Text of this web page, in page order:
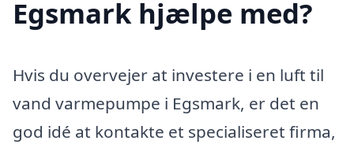
Egsmark hjælpe med?
Hvis du overvejer at investere i en luft til
vand varmepumpe i Egsmark, er det en
god idé at kontakte et specialiseret firma,